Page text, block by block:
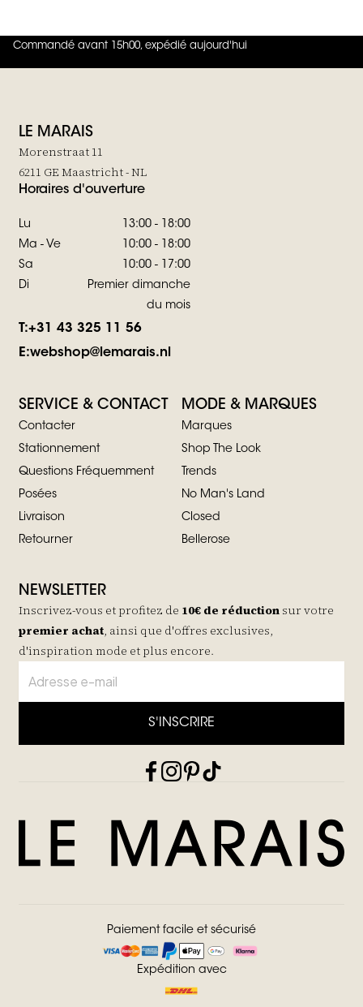
Commandé avant 15h00, expédié aujourd'hui
4.8 sur 5 ( 42 Avis)
LE MARAIS
Morenstraat 11
6211 GE Maastricht - NL
Horaires d'ouverture
Lu
13:00 - 18:00
Ma - Ve
10:00 - 18:00
Sa
10:00 - 17:00
Di
Premier dimanche
du mois
T:+31 43 325 11 56
E:webshop@lemarais.nl
SERVICE & CONTACT
Contacter
Stationnement
Questions Fréquemment
Posées
Livraison
Retourner
MODE & MARQUES
Marques
Shop The Look
Trends
No Man's Land
Closed
Bellerose
NEWSLETTER
Inscrivez-vous et profitez de 10€ de réduction sur votre
premier achat, ainsi que d'offres exclusives,
d'inspiration mode et plus encore.
S'INSCRIRE
Paiement facile et sécurisé
Expédition avec